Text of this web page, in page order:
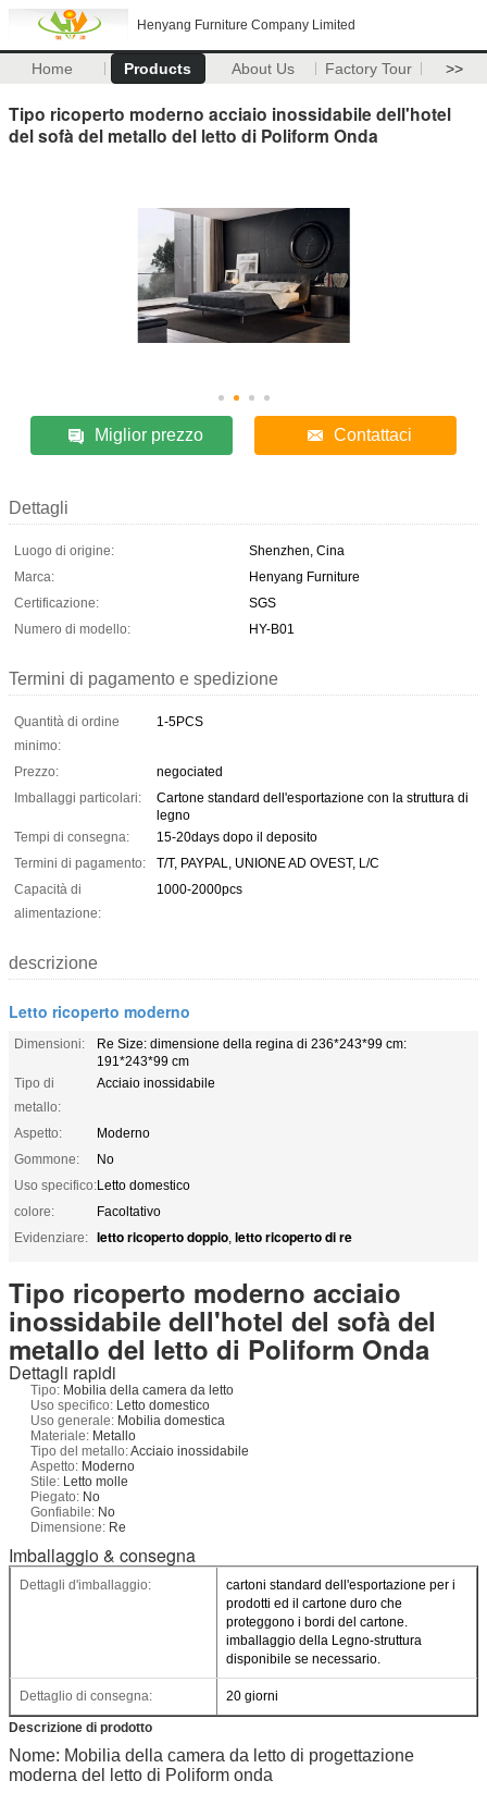
Henyang Furniture Company Limited
Home Products About Us Factory Tour >>
Tipo ricoperto moderno acciaio inossidabile dell'hotel
del sofà del metallo del letto di Poliform Onda
Miglior prezzo Contattaci
Dettagli
Luogo di origine:
Shenzhen, Cina
Marca:
Henyang Furniture
Certificazione:
SGS
Numero di modello:
HY-B01
Termini di pagamento e spedizione
Quantità di ordine
minimo:
1-5PCS
Prezzo:
negociated
Imballaggi particolari:
Cartone standard dell'esportazione con la struttura di
legno
Tempi di consegna:
15-20days dopo il deposito
Termini di pagamento:
T/T, PAYPAL, UNIONE AD OVEST, L/C
Capacità di
alimentazione:
1000-2000pcs
descrizione
Letto ricoperto moderno
Dimensioni:
Re Size: dimensione della regina di 236*243*99 cm:
191*243*99 cm
Tipo di
metallo:
Acciaio inossidabile
Aspetto:
Moderno
Gommone:
No
Uso specifico:Letto domestico
colore:
Facoltativo
Evidenziare: letto ricoperto doppio, letto ricoperto di re
Tipo ricoperto moderno acciaio
inossidabile dell'hotel del sofà del
metallo del letto di Poliform Onda
Dettagli rapidi
Tipo: Mobilia della camera da letto
Uso specifico: Letto domestico
Uso generale: Mobilia domestica
Materiale: Metallo
Tipo del metallo:Acciaio inossidabile
Aspetto: Moderno
Stile: Letto molle
Piegato: No
Gonfiabile: No
Dimensione: Re
Imballaggio & consegna
Dettagli d'imballaggio:
cartoni standard dell'esportazione per i
prodotti ed il cartone duro che
proteggono i bordi del cartone.
imballaggio della Legno-struttura
disponibile se necessario.
Dettaglio di consegna: 20 giorni
Descrizione di prodotto
Nome: Mobilia della camera da letto di progettazione
moderna del letto di Poliform onda